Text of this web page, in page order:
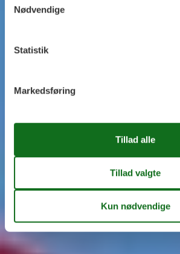
Nødvendige
Statistik
Markedsføring